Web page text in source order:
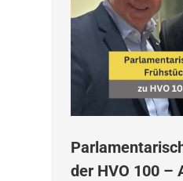
der HVO 100 –